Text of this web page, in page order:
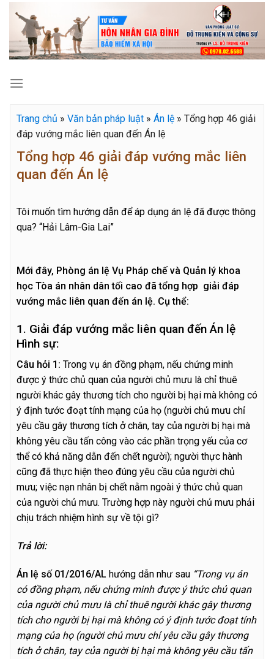
content
Trang chủ » Văn bản pháp luật » Án lệ » Tổng hợp 46 giải
đáp vướng mắc liên quan đến Án lệ
Tổng hợp 46 giải đáp vướng mắc liên
quan đến Án lệ
Tôi muốn tìm hướng dẫn để áp dụng án lệ đã được thông
qua? “Hải Lâm-Gia Lai”
Mới đây, Phòng án lệ Vụ Pháp chế và Quản lý khoa
học Tòa án nhân dân tối cao đã tổng hợp giải đáp
vướng mắc liên quan đến án lệ. Cụ thể:
1. Giải đáp vướng mắc liên quan đến Án lệ
Hình sự:
Câu hỏi 1: Trong vụ án đồng phạm, nếu chứng minh
được ý thức chủ quan của người chủ mưu là chỉ thuê
người khác gây thương tích cho người bị hại mà không có
ý định tước đoạt tính mạng của họ (người chủ mưu chỉ
yêu cầu gây thương tích ở chân, tay của người bị hại mà
không yêu cầu tấn công vào các phần trọng yếu của cơ
thể có khả năng dẫn đến chết người); người thực hành
cũng đã thực hiện theo đúng yêu cầu của người chủ
mưu; việc nạn nhân bị chết nằm ngoài ý thức chủ quan
của người chủ mưu. Trường hợp này người chủ mưu phải
chịu trách nhiệm hình sự về tội gì?
Trả lời:
Án lệ số 01/2016/AL hướng dẫn như sau “Trong vụ án
có đồng phạm, nếu chứng minh được ý thức chủ quan
của người chủ mưu là chỉ thuê người khác gây thương
tích cho người bị hại mà không có ý định tước đoạt tính
mạng của họ (người chủ mưu chỉ yêu cầu gây thương
tích ở chân, tay của người bị hại mà không yêu cầu tấn